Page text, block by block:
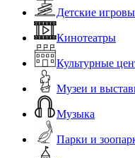
Детские
Кинотеатры
Культурные
Музеи и
Музыка
Парки и